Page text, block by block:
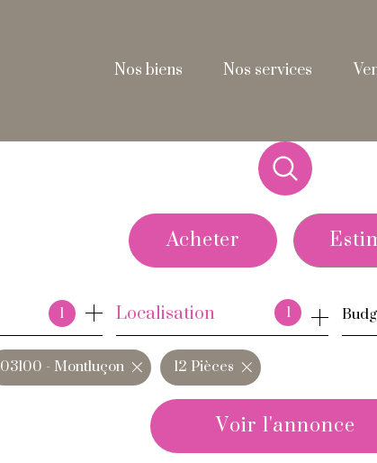
nos biens nos services
Acheter
de l'ancien
de l'immo pro
1 1
Localisation
voir l'annonce
03100 - Montluçon 12 Pièces